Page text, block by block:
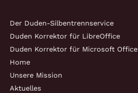
Der Duden-Silbentrennservice
Duden Korrektor für LibreOffice
Duden Korrektor für Microsoft Office
Home
Unsere Mission
Aktuelles